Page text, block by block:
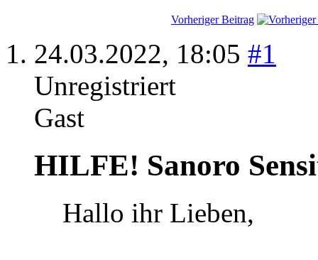
Vorheriger Beitrag
24.03.2022, 18:05 #1
Unregistriert
Gast
HILFE! Sanoro
Hallo ihr Lieben,